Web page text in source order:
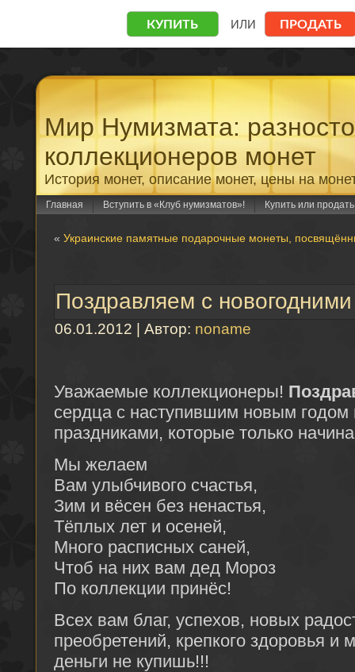
Мир Нумизмата:
коллекционеров монет
История монет, описание монет, цены на
Главная Вступить в «Клуб нумизматов»! Купить или
« Украинские памятные подарочные монеты,
Поздравляем с
06.01.2012 | Автор: noname
Уважаемые коллекционеры!
сердца с наступившим новым годом
праздниками, которые только
Мы желаем
Вам улыбчивого счастья,
Зим и вёсен без ненастья,
Тёплых лет и осеней,
Много расписных саней,
Чтоб на них вам дед Мороз
По коллекции принёс!
Всех вам благ, успехов, новых
преобретений, крепкого здоровья и
деньги не купишь!!!